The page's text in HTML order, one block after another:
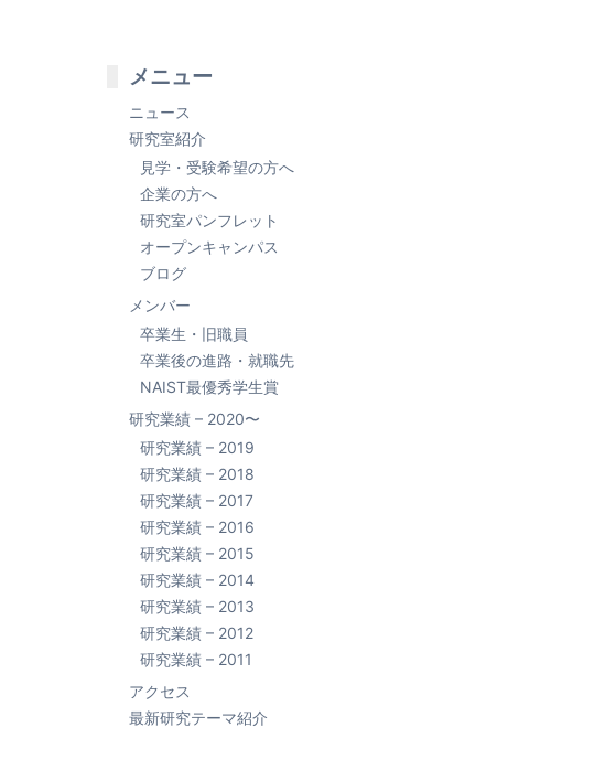
メニュー
ニュース
研究室紹介
見学・受験希望の方へ
企業の方へ
研究室パンフレット
オープンキャンパス
ブログ
メンバー
卒業生・旧職員
卒業後の進路・就職先
NAIST最優秀学生賞
研究業績 – 2020〜
研究業績 – 2019
研究業績 – 2018
研究業績 – 2017
研究業績 – 2016
研究業績 – 2015
研究業績 – 2014
研究業績 – 2013
研究業績 – 2012
研究業績 – 2011
アクセス
最新研究テーマ紹介